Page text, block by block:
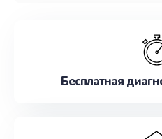
Бесплатная